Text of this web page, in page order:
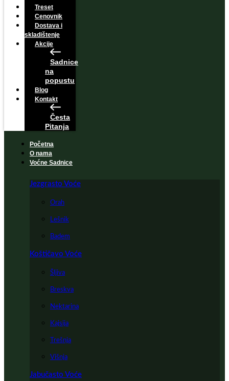
Treset
Cenovnik
Dostava i
skladištenje
Akcije
Sadnice
na
popustu
Blog
Kontakt
Česta
Pitanja
Početna
O nama
Voćne Sadnice
Jezgrasto Voće
Orah
Lešnik
Badem
Koštičavo Voće
Šljiva
Breskva
Nektarina
Kajsija
Trešnja
Višnja
Jabučasto Voće